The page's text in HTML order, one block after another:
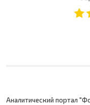
Аналитический портал